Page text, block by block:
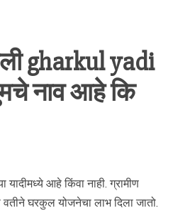
gharkul yadi
नाव आहे कि
आहे किंवा नाही. ग्रामीण
वतीने घरकुल योजनेचा लाभ दिला जातो.